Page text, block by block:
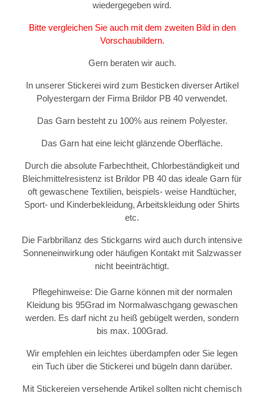
wiedergegeben wird.
Bitte vergleichen Sie auch mit dem zweiten Bild in den
Vorschaubildern.
Gern beraten wir auch.
In unserer Stickerei wird zum Besticken diverser Artikel
Polyestergarn der Firma Brildor PB 40 verwendet.
Das Garn besteht zu 100% aus reinem Polyester.
Das Garn hat eine leicht glänzende Oberfläche.
Durch die absolute Farbechtheit, Chlorbeständigkeit und
Bleichmittelresistenz ist Brildor PB 40 das ideale Garn für
oft gewaschene Textilien, beispiels- weise Handtücher,
Sport- und Kinderbekleidung, Arbeitskleidung oder Shirts
etc.
Die Farbbrillanz des Stickgarns wird auch durch intensive
Sonneneinwirkung oder häufigen Kontakt mit Salzwasser
nicht beeinträchtigt.
Pflegehinweise: Die Garne können mit der normalen
Kleidung bis 95Grad im Normalwaschgang gewaschen
werden. Es darf nicht zu heiß gebügelt werden, sondern
bis max. 100Grad.
Wir empfehlen ein leichtes überdampfen oder Sie legen
ein Tuch über die Stickerei und bügeln dann darüber.
Mit Stickereien versehende Artikel sollten nicht chemisch